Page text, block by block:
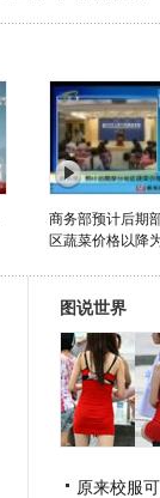
商务部预计后期
区蔬菜价格以降
图说世界
原来校服